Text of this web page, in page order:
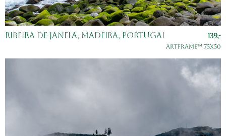
Ribeira de Janela, Madeira, Portugal 139,-
ArtFrame™ 75x50